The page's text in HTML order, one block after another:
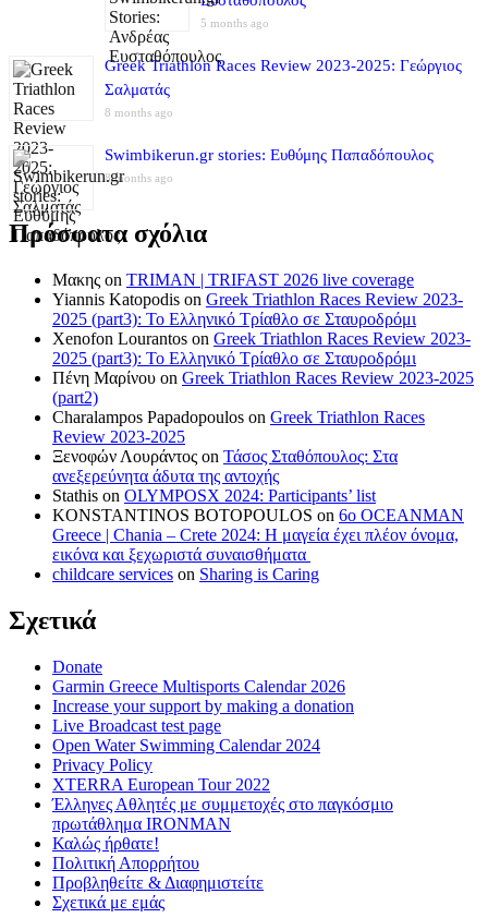
5 months ago
Greek Triathlon Races Review 2023-2025: Γεώργιος
Σαλματάς
8 months ago
Swimbikerun.gr stories: Ευθύμης Παπαδόπουλος
8 months ago
Πρόσφατα σχόλια
Μακης on TRIMAN | TRIFAST 2026 live coverage
Yiannis Katopodis on Greek Triathlon Races Review 2023-
2025 (part3): Το Ελληνικό Τρίαθλο σε Σταυροδρόμι
Xenofon Lourantos on Greek Triathlon Races Review 2023-
2025 (part3): Το Ελληνικό Τρίαθλο σε Σταυροδρόμι
Πένη Μαρίνου on Greek Triathlon Races Review 2023-2025
(part2)
Charalampos Papadopoulos on Greek Triathlon Races
Review 2023-2025
Ξενοφών Λουράντος on Τάσος Σταθόπουλος: Στα
ανεξερεύνητα άδυτα της αντοχής
Stathis on OLYMPOSX 2024: Participants’ list
KONSTANTINOS BOTOPOULOS on 6ο OCEANMAN
Greece | Chania – Crete 2024: Η μαγεία έχει πλέον όνομα,
εικόνα και ξεχωριστά συναισθήματα
childcare services on Sharing is Caring
Σχετικά
Donate
Garmin Greece Multisports Calendar 2026
Increase your support by making a donation
Live Broadcast test page
Open Water Swimming Calendar 2024
Privacy Policy
XTERRA European Tour 2022
Έλληνες Αθλητές με συμμετοχές στο παγκόσμιο
πρωτάθλημα IRONMAN
Καλώς ήρθατε!
Πολιτική Απορρήτου
Προβληθείτε & Διαφημιστείτε
Σχετικά με εμάς